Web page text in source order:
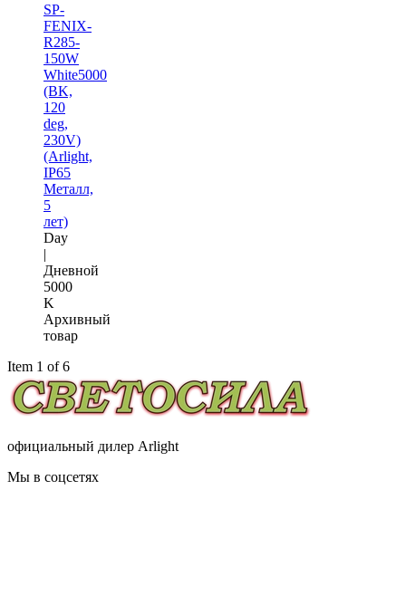
SP-
FENIX-
R285-
150W
White5000
(BK,
120
deg,
230V)
(Arlight,
IP65
Металл,
5
лет)
Day
|
Дневной
5000
K
Архивный
товар
Item 1 of 6
официальный дилер Arlight
Мы в соцсетях